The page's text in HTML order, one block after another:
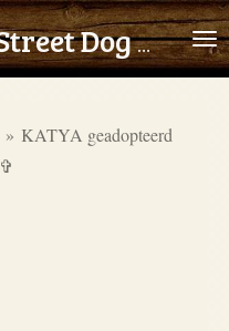
Rudozem Street Dog Rescue
» KATYA geadopteerd
✞